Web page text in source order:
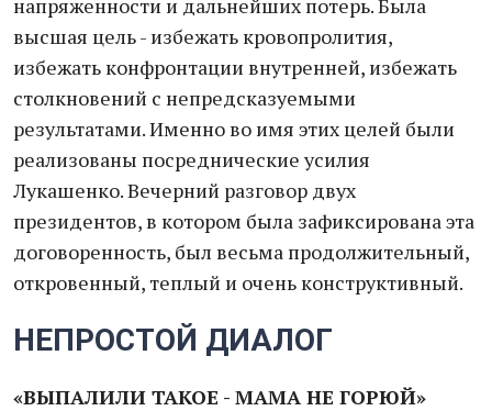
напряженности и дальнейших потерь. Была
высшая цель - избежать кровопролития,
избежать конфронтации внутренней, избежать
столкновений с непредсказуемыми
результатами. Именно во имя этих целей были
реализованы посреднические усилия
Лукашенко. Вечерний разговор двух
президентов, в котором была зафиксирована эта
договоренность, был весьма продолжительный,
откровенный, теплый и очень конструктивный.
НЕПРОСТОЙ ДИАЛОГ
«ВЫПАЛИЛИ ТАКОЕ - МАМА НЕ ГОРЮЙ»